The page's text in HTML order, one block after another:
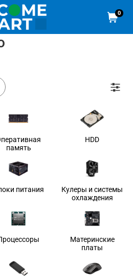
0
память
HDD
питания
Кулеры и системы
охлаждения
Материнские
платы